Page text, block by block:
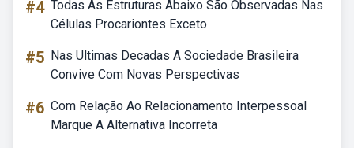
#4 Todas As Estruturas Abaixo São Observadas Nas
Células Procariontes Exceto
#5 Nas Ultimas Decadas A Sociedade Brasileira
Convive Com Novas Perspectivas
#6 Com Relação Ao Relacionamento Interpessoal
Marque A Alternativa Incorreta